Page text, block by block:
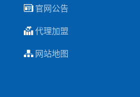
官网公告
代理加盟
网站地图